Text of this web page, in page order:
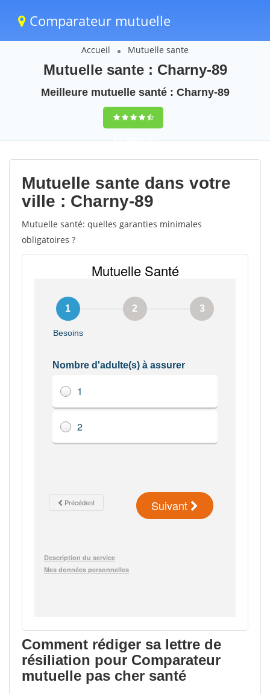
Comparateur mutuelle
Accueil Mutuelle sante
Mutuelle sante : Charny-89
Meilleure mutuelle santé : Charny-89
9,5(100%)25
votes
Mutuelle sante dans votre
ville : Charny-89
Mutuelle santé: quelles garanties minimales
obligatoires ?
Comment rédiger sa lettre de
résiliation pour Comparateur
mutuelle pas cher santé